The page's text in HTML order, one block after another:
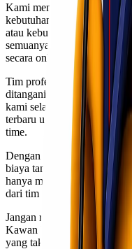
Kami menawarkan layanan
kebutuhan pelanggan. Baik
atau kebutuhan bisnis,
semuanya. Proses
secara online.
Tim profesional kami dilatih
ditangani dengan baik.
kami selama proses
terbaru untuk melacak
time.
Dengan tarif kompetitif,
biaya tanpa mengorbankan
hanya mendapatkan harga
dari tim customer service
Jangan ragu lagi! Pilih
Kawan Lio dan nikmati
yang tak tertandingi.